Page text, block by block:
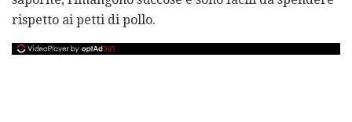
rispetto ai petti di pollo.